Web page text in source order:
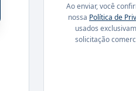
Ao enviar, você
nossa Política de
usados
solicitação